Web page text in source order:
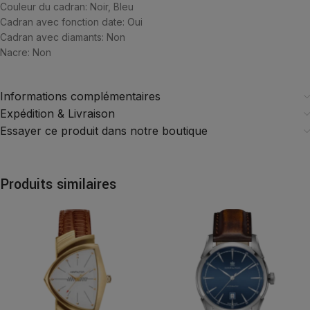
Couleur du cadran: Noir, Bleu
Cadran avec fonction date: Oui
Cadran avec diamants: Non
Nacre: Non
Informations complémentaires
Expédition & Livraison
Essayer ce produit dans notre boutique
Produits similaires